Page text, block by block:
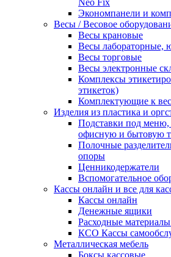
Neo Fix
Экономпанели и
Весы / Весовое
Весы крановые
Весы лабораторные,
Весы торговые
Весы электронные
Комплексы
этикеток)
Комплектующие к
Изделия из пластика и
Подставки под
офисную и бытовую
Полочные
опоры
Ценникодержатели
Вспомогательное
Кассы онлайн и все для
Кассы онлайн
Денежные ящики
Расходные
КСО Кассы
Металлическая мебель
Боксы кассовые